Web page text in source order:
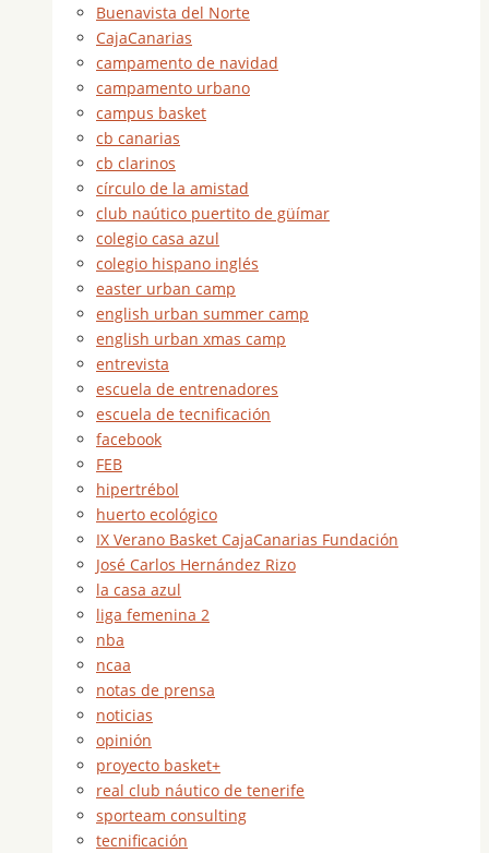
Buenavista del Norte
CajaCanarias
campamento de navidad
campamento urbano
campus basket
cb canarias
cb clarinos
círculo de la amistad
club naútico puertito de güímar
colegio casa azul
colegio hispano inglés
easter urban camp
english urban summer camp
english urban xmas camp
entrevista
escuela de entrenadores
escuela de tecnificación
facebook
FEB
hipertrébol
huerto ecológico
IX Verano Basket CajaCanarias Fundación
José Carlos Hernández Rizo
la casa azul
liga femenina 2
nba
ncaa
notas de prensa
noticias
opinión
proyecto basket+
real club náutico de tenerife
sporteam consulting
tecnificación